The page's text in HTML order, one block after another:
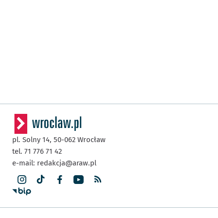
pl. Solny 14, 50-062 Wrocław
tel. 71 776 71 42
e-mail: redakcja@araw.pl